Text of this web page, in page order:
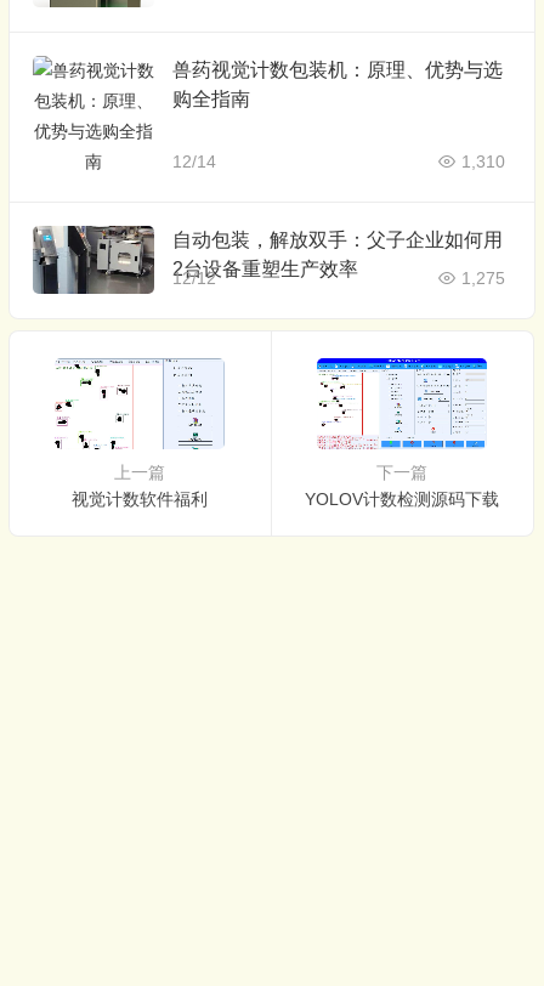
兽药视觉计数包装机：原理、优势与选
购全指南
12/14 1,310
自动包装，解放双手：父子企业如何用
2台设备重塑生产效率
12/12 1,275
上一篇
视觉计数软件福利
下一篇
YOLOV计数检测源码下载